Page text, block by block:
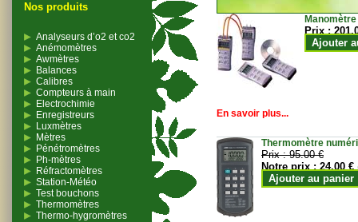
Nos produits
Analyseurs d’o2 et co2
Anémomètres
Awmètres
Balances
Calibres
Compteurs à main
Electrochimie
Enregistreurs
Luxmètres
Mètres
Pénétromètres
Ph-mètres
Réfractomètres
Station-Météo
Test bouchons
Thermomètres
Thermo-hygromètres
Prix :
Ajouter
En savoir plus...
Thermomètre
Prix :95.00 €
Notre prix :24.00 €
Ajouter au panier